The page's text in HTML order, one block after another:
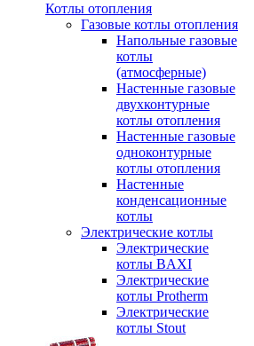
Котлы отопления
Газовые котлы отопления
Напольные газовые
котлы
(атмосферные)
Настенные газовые
двухконтурные
котлы отопления
Настенные газовые
одноконтурные
котлы отопления
Настенные
конденсационные
котлы
Электрические котлы
Электрические
котлы BAXI
Электрические
котлы Protherm
Электрические
котлы Stout